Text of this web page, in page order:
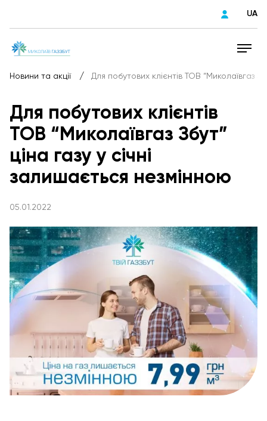
UA
Новини та акції / Для побутових клієнтів ТОВ “Миколаївгаз
Для побутових клієнтів
ТОВ “Миколаївгаз Збут”
ціна газу у січні
залишається незмінною
05.01.2022